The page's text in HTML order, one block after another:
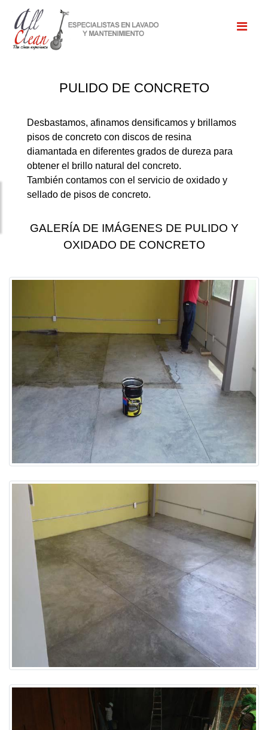
PULIDO DE CONCRETO
Desbastamos, afinamos densificamos y brillamos
pisos de concreto con discos de resina
diamantada en diferentes grados de dureza para
obtener el brillo natural del concreto.
También contamos con el servicio de oxidado y
sellado de pisos de concreto.
GALERÍA DE IMÁGENES DE PULIDO Y
OXIDADO DE CONCRETO